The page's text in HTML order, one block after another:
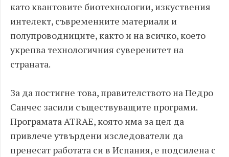
като квантовите биотехнологии, изкуствения
интелект, съвременните материали и
полупроводниците, както и на всичко, което
укрепва технологичния суверенитет на
страната.
За да постигне това, правителството на Педро
Санчес засили съществуващите програми.
Програмата ATRAE, която има за цел да
привлече утвърдени изследователи да
пренесат работата си в Испания, е подсилена с